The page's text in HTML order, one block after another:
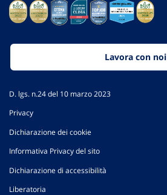
Lavora con noi
D. lgs. n.24 del 10 marzo 2023
Privacy
Dichiarazione dei cookie
Informativa Privacy del sito
Dichiarazione di accessibilità
Liberatoria